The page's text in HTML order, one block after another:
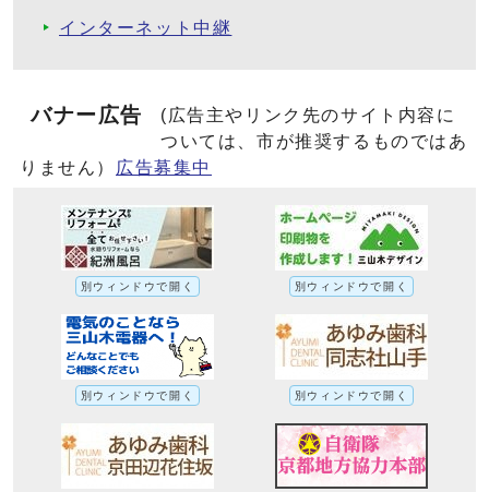
インターネット中継
バナー広告
(広告主やリンク先のサイト内容に
ついては、市が推奨するものではあ
りません）
広告募集中
別ウィンドウで開く 別ウィンドウで開く
別ウィンドウで開く 別ウィンドウで開く